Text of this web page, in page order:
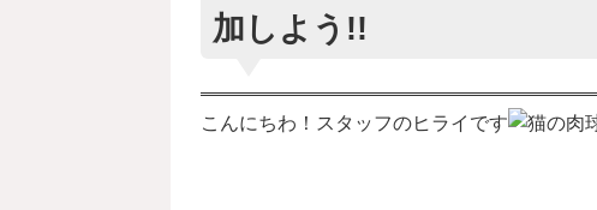
加しよう!!
こんにちわ！スタッフのヒライです